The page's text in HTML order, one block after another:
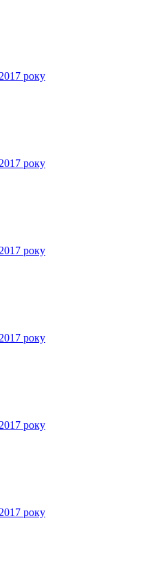
року
року
року
року
року
року